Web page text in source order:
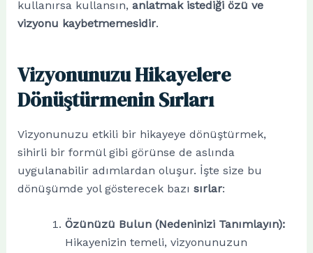
kullanırsa kullansın, anlatmak istediği özü ve
vizyonu kaybetmemesidir.
Vizyonunuzu Hikayelere
Dönüştürmenin Sırları
Vizyonunuzu etkili bir hikayeye dönüştürmek,
sihirli bir formül gibi görünse de aslında
uygulanabilir adımlardan oluşur. İşte size bu
dönüşümde yol gösterecek bazı sırlar:
Özünüzü Bulun (Nedeninizi Tanımlayın):
Hikayenizin temeli, vizyonunuzun